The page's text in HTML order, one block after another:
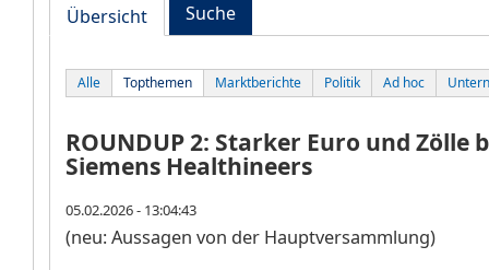
Übersicht Suche
Alle Topthemen Marktberichte Politik Ad hoc
ROUNDUP 2: Starker Euro und Zölle
Siemens Healthineers
05.02.2026 - 13:04:43
(neu: Aussagen von der Hauptversammlung)